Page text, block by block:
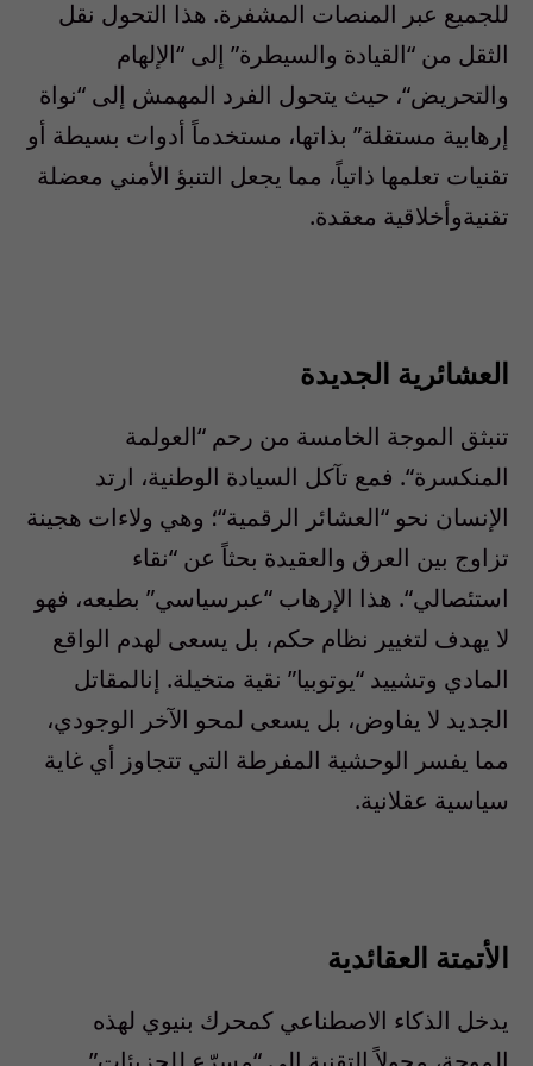
للجميع عبر المنصات المشفرة. هذا التحول نقل
الثقل من “القيادة والسيطرة” إلى “الإلهام
والتحريض“، حيث يتحول الفرد المهمش إلى “نواة
إرهابية مستقلة” بذاتها، مستخدما أدوات بسيطة أو
تقنيات تعلمها ذاتياً، مما يجعل التنبؤ الأمني معضلة
تقنيةوأخلاقية معقدة.
العشائرية الجديدة
تنبثق الموجة الخامسة من رحم “العولمة
المنكسرة“. فمع تآكل السيادة الوطنية، ارتد
الإنسان نحو “العشائر الرقمية“؛ وهي ولاءات هجينة
تزاوج بين العرق والعقيدة بحثا عن “نقاء
استئصالي“. هذا الإرهاب “عبر سياسي” بطبعه، فهو
لا يهدف لتغيير نظام حكم، بل يسعى لهدم الواقع
المادي وتشييد “يوتوبيا” نقية متخيلة. إنالمقاتل
الجديد لا يفاوض، بل يسعى لمحو الآخر الوجودي،
مما يفسر الوحشية المفرطة التي تتجاوز أي غاية
سياسية عقلانية.
الأتمتة العقائدية
يدخل الذكاء الاصطناعي كمحرك بنيوي لهذه